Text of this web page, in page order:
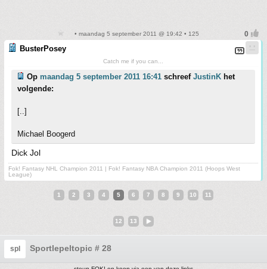
• maandag 5 september 2011 @ 19:42 • 125
BusterPosey
Catch me if you can...
Op maandag 5 september 2011 16:41 schreef JustinK het
volgende:
[..]
Michael Boogerd
Dick Jol
Fok! Fantasy NHL Champion 2011 | Fok! Fantasy NBA Champion 2011 (Hoops West
League)
1 2 3 4 5 6 7 8 9 10 11
12 13
spl Sportlepeltopic # 28